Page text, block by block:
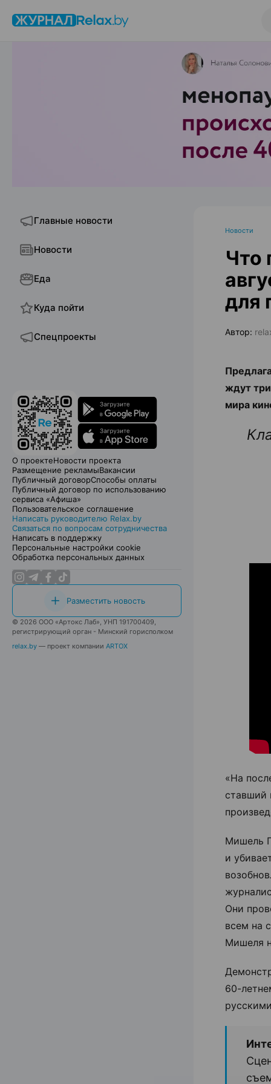
Главные новости
Новости
Еда
Куда пойти
Спецпроекты
О проектеНовости проекта
Размещение рекламыВакансии
Публичный договорСпособы оплаты
Публичный договор по использованию
сервиса «Афиша»
Пользовательское соглашение
Написать руководителю Relax.by
Связаться по вопросам сотрудничества
Написать в поддержку
Персональные настройки cookie
Обработка персональных данных
Разместить новость
© 2026 ООО «Артокс Лаб», УНП 191700409,
регистрирующий орган - Минский горисполком
relax.by — проект компании ARTOX
Новости
Что
для
Автор:
ждут
мира
«На
ставший
Мишель
и
Они
всем на
Мишеля
60-